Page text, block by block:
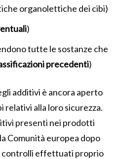
organolettiche dei cibi)
)
tutte le sostanze che
precedenti)
additivi è ancora aperto
relativi alla loro sicurezza.
presenti nei prodotti
Comunità europea dopo
controlli effettuati proprio